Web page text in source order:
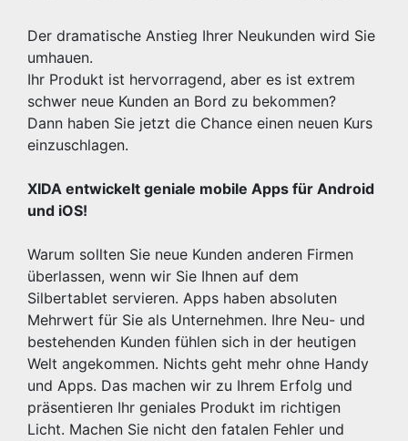
Der dramatische Anstieg Ihrer Neukunden wird Sie
umhauen.
Ihr Produkt ist hervorragend, aber es ist extrem
schwer neue Kunden an Bord zu bekommen?
Dann haben Sie jetzt die Chance einen neuen Kurs
einzuschlagen.
XIDA entwickelt geniale mobile Apps für Android
und iOS!
Warum sollten Sie neue Kunden anderen Firmen
überlassen, wenn wir Sie Ihnen auf dem
Silbertablet servieren. Apps haben absoluten
Mehrwert für Sie als Unternehmen. Ihre Neu- und
bestehenden Kunden fühlen sich in der heutigen
Welt angekommen. Nichts geht mehr ohne Handy
und Apps. Das machen wir zu Ihrem Erfolg und
präsentieren Ihr geniales Produkt im richtigen
Licht. Machen Sie nicht den fatalen Fehler und